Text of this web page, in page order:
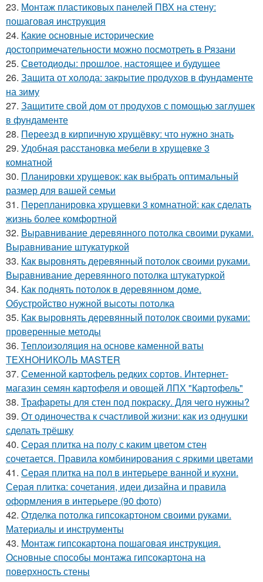
23. Монтаж пластиковых панелей ПВХ на стену:
пошаговая инструкция
24. Какие основные исторические
достопримечательности можно посмотреть в Рязани
25. Светодиоды: прошлое, настоящее и будущее
26. Защита от холода: закрытие продухов в фундаменте
на зиму
27. Защитите свой дом от продухов с помощью заглушек
в фундаменте
28. Переезд в кирпичную хрущёвку: что нужно знать
29. Удобная расстановка мебели в хрущевке 3
комнатной
30. Планировки хрущевок: как выбрать оптимальный
размер для вашей семьи
31. Перепланировка хрущевки 3 комнатной: как сделать
жизнь более комфортной
32. Выравнивание деревянного потолка своими руками.
Выравнивание штукатуркой
33. Как выровнять деревянный потолок своими руками.
Выравнивание деревянного потолка штукатуркой
34. Как поднять потолок в деревянном доме.
Обустройство нужной высоты потолка
35. Как выровнять деревянный потолок своими руками:
проверенные методы
36. Теплоизоляция на основе каменной ваты
ТЕХНОНИКОЛЬ MASTER
37. Семенной картофель редких сортов. Интернет-
магазин семян картофеля и овощей ЛПХ "Картофель"
38. Трафареты для стен под покраску. Для чего нужны?
39. От одиночества к счастливой жизни: как из однушки
сделать трёшку
40. Серая плитка на полу с каким цветом стен
сочетается. Правила комбинирования с яркими цветами
41. Серая плитка на пол в интерьере ванной и кухни.
Серая плитка: сочетания, идеи дизайна и правила
оформления в интерьере (90 фото)
42. Отделка потолка гипсокартоном своими руками.
Материалы и инструменты
43. Монтаж гипсокартона пошаговая инструкция.
Основные способы монтажа гипсокартона на
поверхность стены